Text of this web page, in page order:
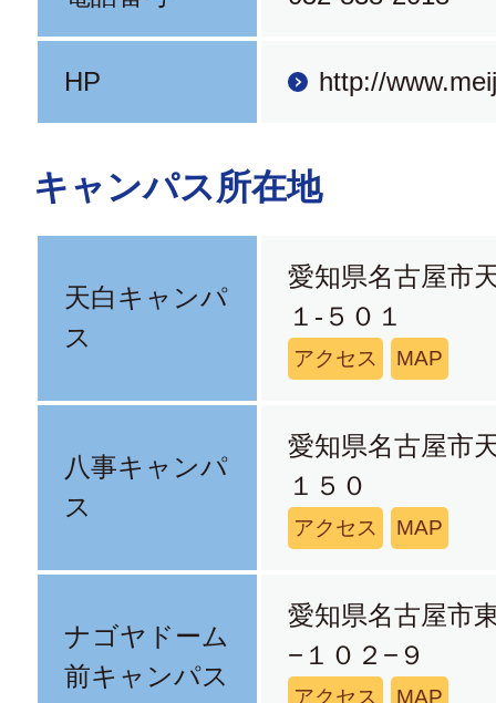
HP http://
キャンパス所在地
天白キャンパ
ス
愛知県名古屋市
１-５０１
アクセス MAP
八事キャンパ
ス
愛知県名古屋市
１５０
アクセス MAP
ナゴヤドーム
前キャンパス
愛知県名古屋市
−１０２−９
アクセス MAP